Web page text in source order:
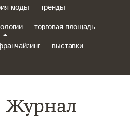
моды тренды
торговая площадь
выставки
Журнал